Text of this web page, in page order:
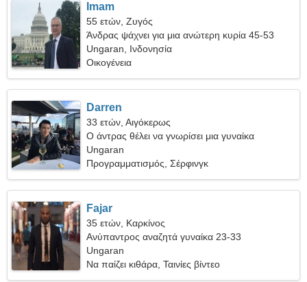
Imam
55 ετών, Ζυγός
Άνδρας ψάχνει για μια ανώτερη κυρία 45-53
Ungaran, Ινδονησία
Οικογένεια
Darren
33 ετών, Αιγόκερως
Ο άντρας θέλει να γνωρίσει μια γυναίκα
Ungaran
Προγραμματισμός, Σέρφινγκ
Fajar
35 ετών, Καρκίνος
Ανύπαντρος αναζητά γυναίκα 23-33
Ungaran
Να παίζει κιθάρα, Ταινίες βίντεο